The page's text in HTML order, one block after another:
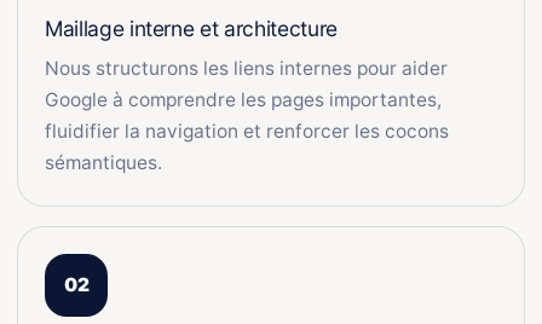
Maillage interne et architecture
Nous structurons les liens internes pour aider
Google à comprendre les pages importantes,
fluidifier la navigation et renforcer les cocons
sémantiques.